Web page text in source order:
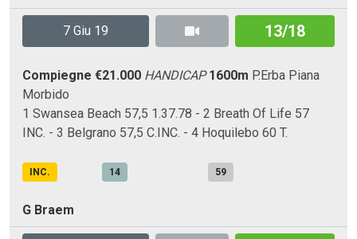
7 Giu 19 13/18
Compiegne €21.000 HANDICAP 1600m P.Erba Piana
Morbido
1 Swansea Beach 57,5 1.37.78 - 2 Breath Of Life 57
INC. - 3 Belgrano 57,5 C.INC. - 4 Hoquilebo 60 T.
INC. 14 59
G Braem